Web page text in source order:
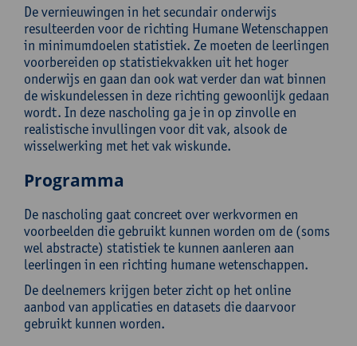
De vernieuwingen in het secundair onderwijs
resulteerden voor de richting Humane Wetenschappen
in minimumdoelen statistiek. Ze moeten de leerlingen
voorbereiden op statistiekvakken uit het hoger
onderwijs en gaan dan ook wat verder dan wat binnen
de wiskundelessen in deze richting gewoonlijk gedaan
wordt. In deze nascholing ga je in op zinvolle en
realistische invullingen voor dit vak, alsook de
wisselwerking met het vak wiskunde.
Programma
De nascholing gaat concreet over werkvormen en
voorbeelden die gebruikt kunnen worden om de (soms
wel abstracte) statistiek te kunnen aanleren aan
leerlingen in een richting humane wetenschappen.
De deelnemers krijgen beter zicht op het online
aanbod van applicaties en datasets die daarvoor
gebruikt kunnen worden.